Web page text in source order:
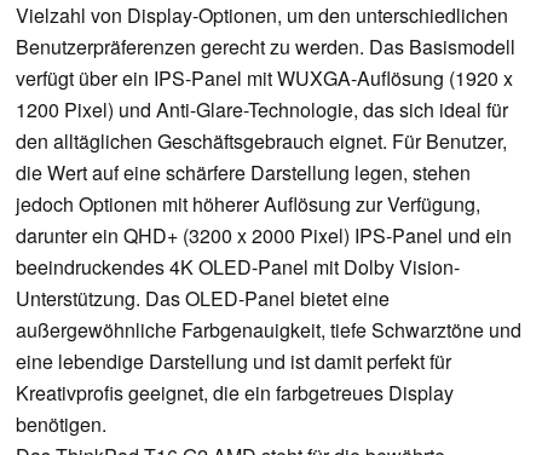
Vielzahl von Display-Optionen, um den unterschiedlichen
Benutzerpräferenzen gerecht zu werden. Das Basismodell
verfügt über ein IPS-Panel mit WUXGA-Auflösung (1920 x
1200 Pixel) und Anti-Glare-Technologie, das sich ideal für
den alltäglichen Geschäftsgebrauch eignet. Für Benutzer,
die Wert auf eine schärfere Darstellung legen, stehen
jedoch Optionen mit höherer Auflösung zur Verfügung,
darunter ein QHD+ (3200 x 2000 Pixel) IPS-Panel und ein
beeindruckendes 4K OLED-Panel mit Dolby Vision-
Unterstützung. Das OLED-Panel bietet eine
außergewöhnliche Farbgenauigkeit, tiefe Schwarztöne und
eine lebendige Darstellung und ist damit perfekt für
Kreativprofis geeignet, die ein farbgetreues Display
benötigen.